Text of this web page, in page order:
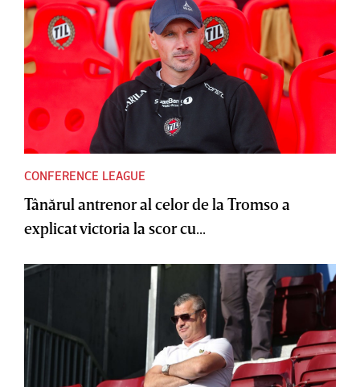
CONFERENCE LEAGUE
Tânărul antrenor al celor de la Tromso a
explicat victoria la scor cu...